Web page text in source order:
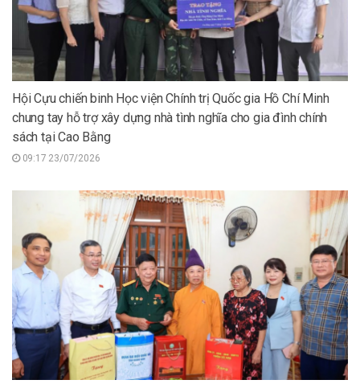
Hội Cựu chiến binh Học viện Chính trị Quốc gia Hồ Chí Minh
chung tay hỗ trợ xây dựng nhà tình nghĩa cho gia đình chính
sách tại Cao Bằng
09:17 23/07/2026